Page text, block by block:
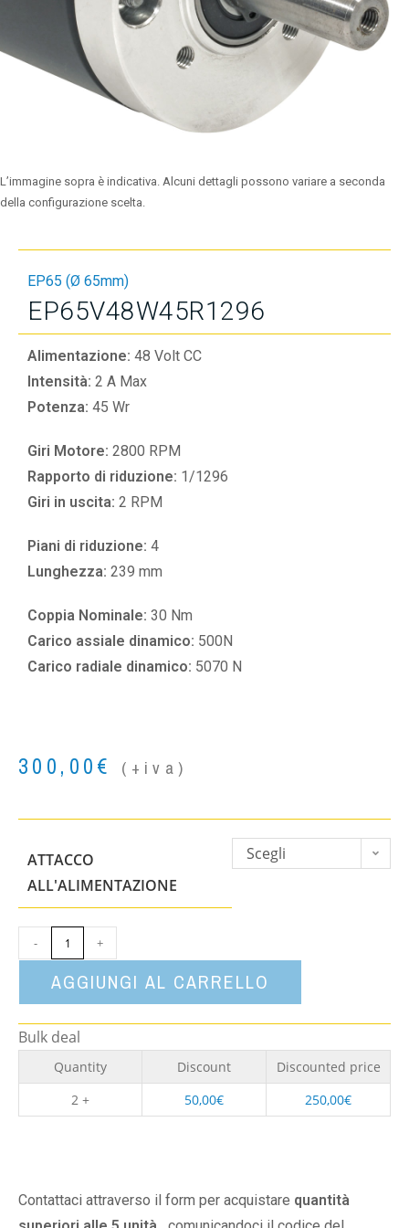
L’immagine sopra è indicativa. Alcuni dettagli possono variare a seconda
della configurazione scelta.
EP65 (Ø 65mm)
EP65V48W45R1296
Alimentazione: 48 Volt CC
Intensità: 2 A Max
Potenza: 45 Wr
Giri Motore: 2800 RPM
Rapporto di riduzione: 1/1296
Giri in uscita: 2 RPM
Piani di riduzione: 4
Lunghezza: 239 mm
Coppia Nominale: 30 Nm
Carico assiale dinamico: 500N
Carico radiale dinamico: 5070 N
300,00€ (+iva)
ATTACCO
ALL'ALIMENTAZIONE
Scegli
- +
AGGIUNGI AL CARRELLO
Bulk deal
Quantity Discount
Discounted price
2 +
50,00€ 250,00€
Contattaci attraverso il form per acquistare quantità